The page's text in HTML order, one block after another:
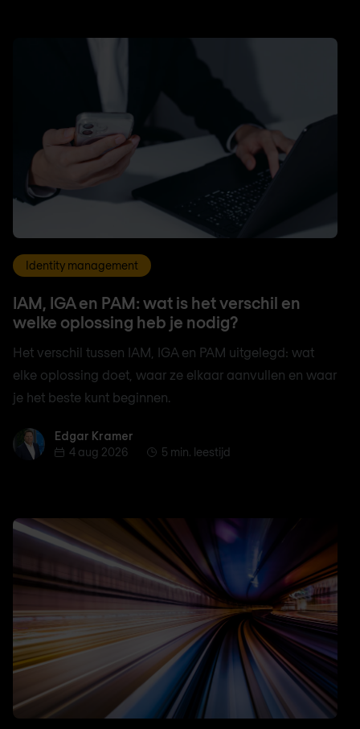
Identity management
IAM, IGA en PAM: wat is het verschil en
welke oplossing heb je nodig?
Het verschil tussen IAM, IGA en PAM uitgelegd: wat
elke oplossing doet, waar ze elkaar aanvullen en waar
je het beste kunt beginnen.
Edgar KramerEdgar Kramer
4 aug 2026
5 min. leestijd